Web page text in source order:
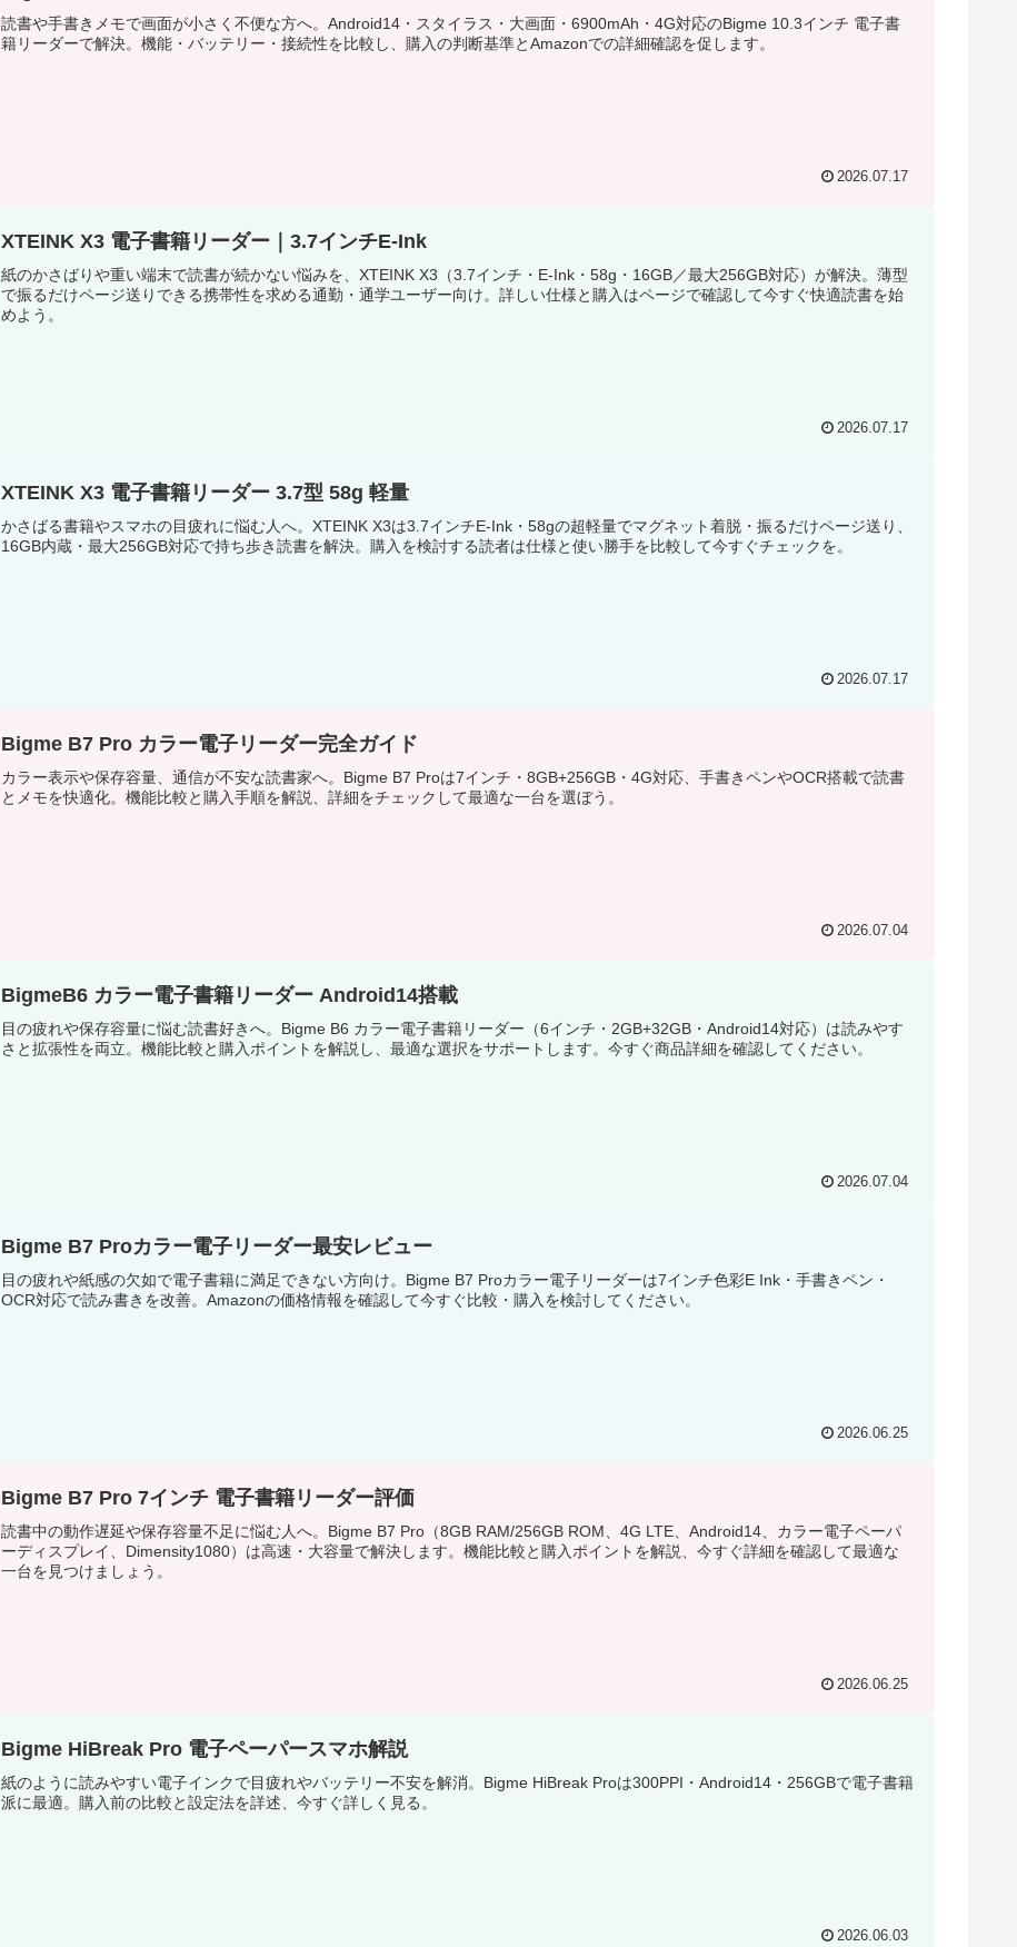
読書や手書きメモで画面が小さく不便な方へ。Android14・スタイラス・大画面・6900mAh・4G対応のBigme 10.3インチ 電子書
籍リーダーで解決。機能・バッテリー・接続性を比較し、購入の判断基準とAmazonでの詳細確認を促します。
2026.07.17
XTEINK X3 電子書籍リーダー｜3.7インチE-Ink
紙のかさばりや重い端末で読書が続かない悩みを、XTEINK X3（3.7インチ・E-Ink・58g・16GB／最大256GB対応）が解決。薄型
で振るだけページ送りできる携帯性を求める通勤・通学ユーザー向け。詳しい仕様と購入はページで確認して今すぐ快適読書を始
めよう。
2026.07.17
XTEINK X3 電子書籍リーダー 3.7型 58g 軽量
かさばる書籍やスマホの目疲れに悩む人へ。XTEINK X3は3.7インチE-Ink・58gの超軽量でマグネット着脱・振るだけページ送り、
16GB内蔵・最大256GB対応で持ち歩き読書を解決。購入を検討する読者は仕様と使い勝手を比較して今すぐチェックを。
2026.07.17
Bigme B7 Pro カラー電子リーダー完全ガイド
カラー表示や保存容量、通信が不安な読書家へ。Bigme B7 Proは7インチ・8GB+256GB・4G対応、手書きペンやOCR搭載で読書
とメモを快適化。機能比較と購入手順を解説、詳細をチェックして最適な一台を選ぼう。
2026.07.04
BigmeB6 カラー電子書籍リーダー Android14搭載
目の疲れや保存容量に悩む読書好きへ。Bigme B6 カラー電子書籍リーダー（6インチ・2GB+32GB・Android14対応）は読みやす
さと拡張性を両立。機能比較と購入ポイントを解説し、最適な選択をサポートします。今すぐ商品詳細を確認してください。
2026.07.04
Bigme B7 Proカラー電子リーダー最安レビュー
目の疲れや紙感の欠如で電子書籍に満足できない方向け。Bigme B7 Proカラー電子リーダーは7インチ色彩E Ink・手書きペン・
OCR対応で読み書きを改善。Amazonの価格情報を確認して今すぐ比較・購入を検討してください。
2026.06.25
Bigme B7 Pro 7インチ 電子書籍リーダー評価
読書中の動作遅延や保存容量不足に悩む人へ。Bigme B7 Pro（8GB RAM/256GB ROM、4G LTE、Android14、カラー電子ペーパ
ーディスプレイ、Dimensity1080）は高速・大容量で解決します。機能比較と購入ポイントを解説、今すぐ詳細を確認して最適な
一台を見つけましょう。
2026.06.25
Bigme HiBreak Pro 電子ペーパースマホ解説
紙のように読みやすい電子インクで目疲れやバッテリー不安を解消。Bigme HiBreak Proは300PPI・Android14・256GBで電子書籍
派に最適。購入前の比較と設定法を詳述、今すぐ詳しく見る。
2026.06.03